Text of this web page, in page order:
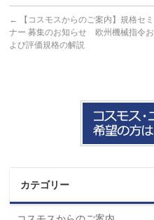
←
【コスモスからのご案内】規格セミ
ナー 募集のお知らせ 欧州機械指令お
よび評価規格の解説
カテゴリー